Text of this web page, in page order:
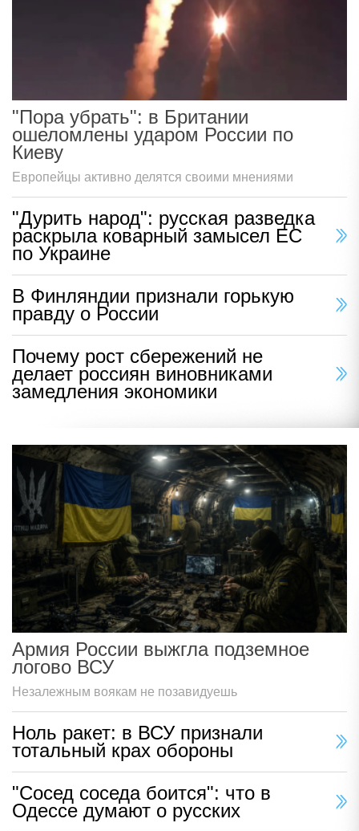
"Пора убрать": в Британии
ошеломлены ударом России по
Киеву
Европейцы активно делятся своими мнениями
"Дурить народ": русская разведка
раскрыла коварный замысел ЕС
по Украине
В Финляндии признали горькую
правду о России
Почему рост сбережений не
делает россиян виновниками
замедления экономики
Армия России выжгла подземное
логово ВСУ
Незалежным воякам не позавидуешь
Ноль ракет: в ВСУ признали
тотальный крах обороны
"Сосед соседа боится": что в
Одессе думают о русских